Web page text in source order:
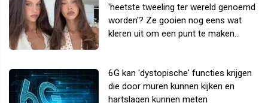
'heetste tweeling ter wereld genoemd
worden'? Ze gooien nog eens wat
kleren uit om een punt te maken...
6G kan 'dystopische' functies krijgen
die door muren kunnen kijken en
hartslagen kunnen meten